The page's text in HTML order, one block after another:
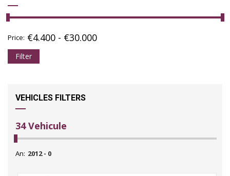
Price: €4.400 - €30.000
Filter
VEHICLES FILTERS
34 Vehicule
An: